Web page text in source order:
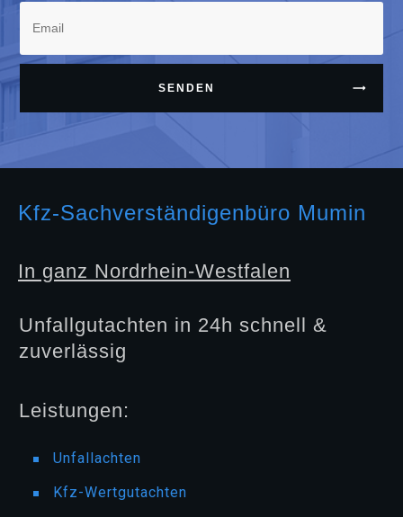
SENDEN
Kfz-Sachverständigenbüro Mumin
In ganz Nordrhein-Westfalen
Unfallgutachten in 24h schnell &
zuverlässig
Leistungen:
Unfallachten
Kfz-Wertgutachten